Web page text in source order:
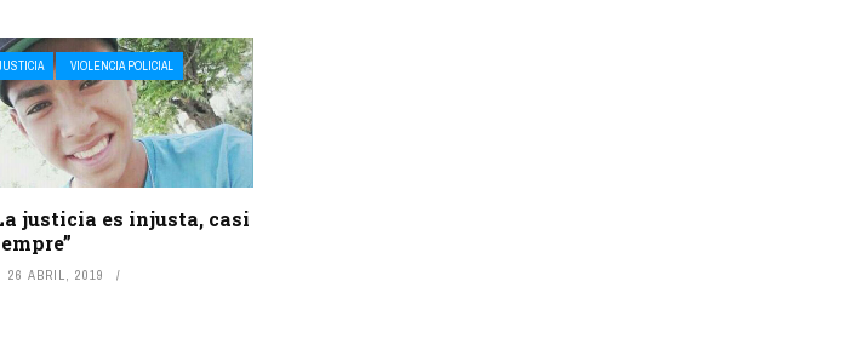
VIOLENCIA POLICIAL
justicia es injusta, casi
26 ABRIL, 2019